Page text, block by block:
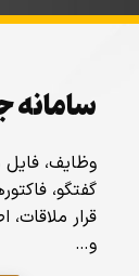
سامانه
وظایف، فایل
گفتگو،
قرار
و…